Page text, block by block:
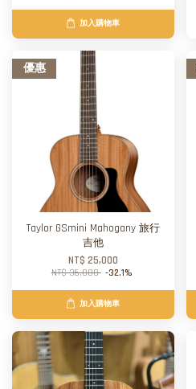
加入購物車
優惠
Taylor GSmini Mahogany 旅行
吉他
NT$ 25,000
NT$ 36,800 -32.1%
加入購物車